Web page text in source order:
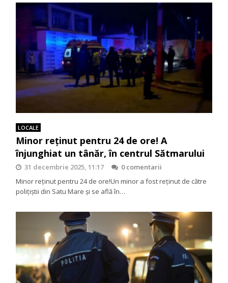
LOCALE
Minor reţinut pentru 24 de ore! A
înjunghiat un tânăr, în centrul Sătmarului
31 decembrie 2025, 11:17
0 comentarii
Minor reţinut pentru 24 de ore!Un minor a fost reţinut de către
poliţiştii din Satu Mare şi se află în…